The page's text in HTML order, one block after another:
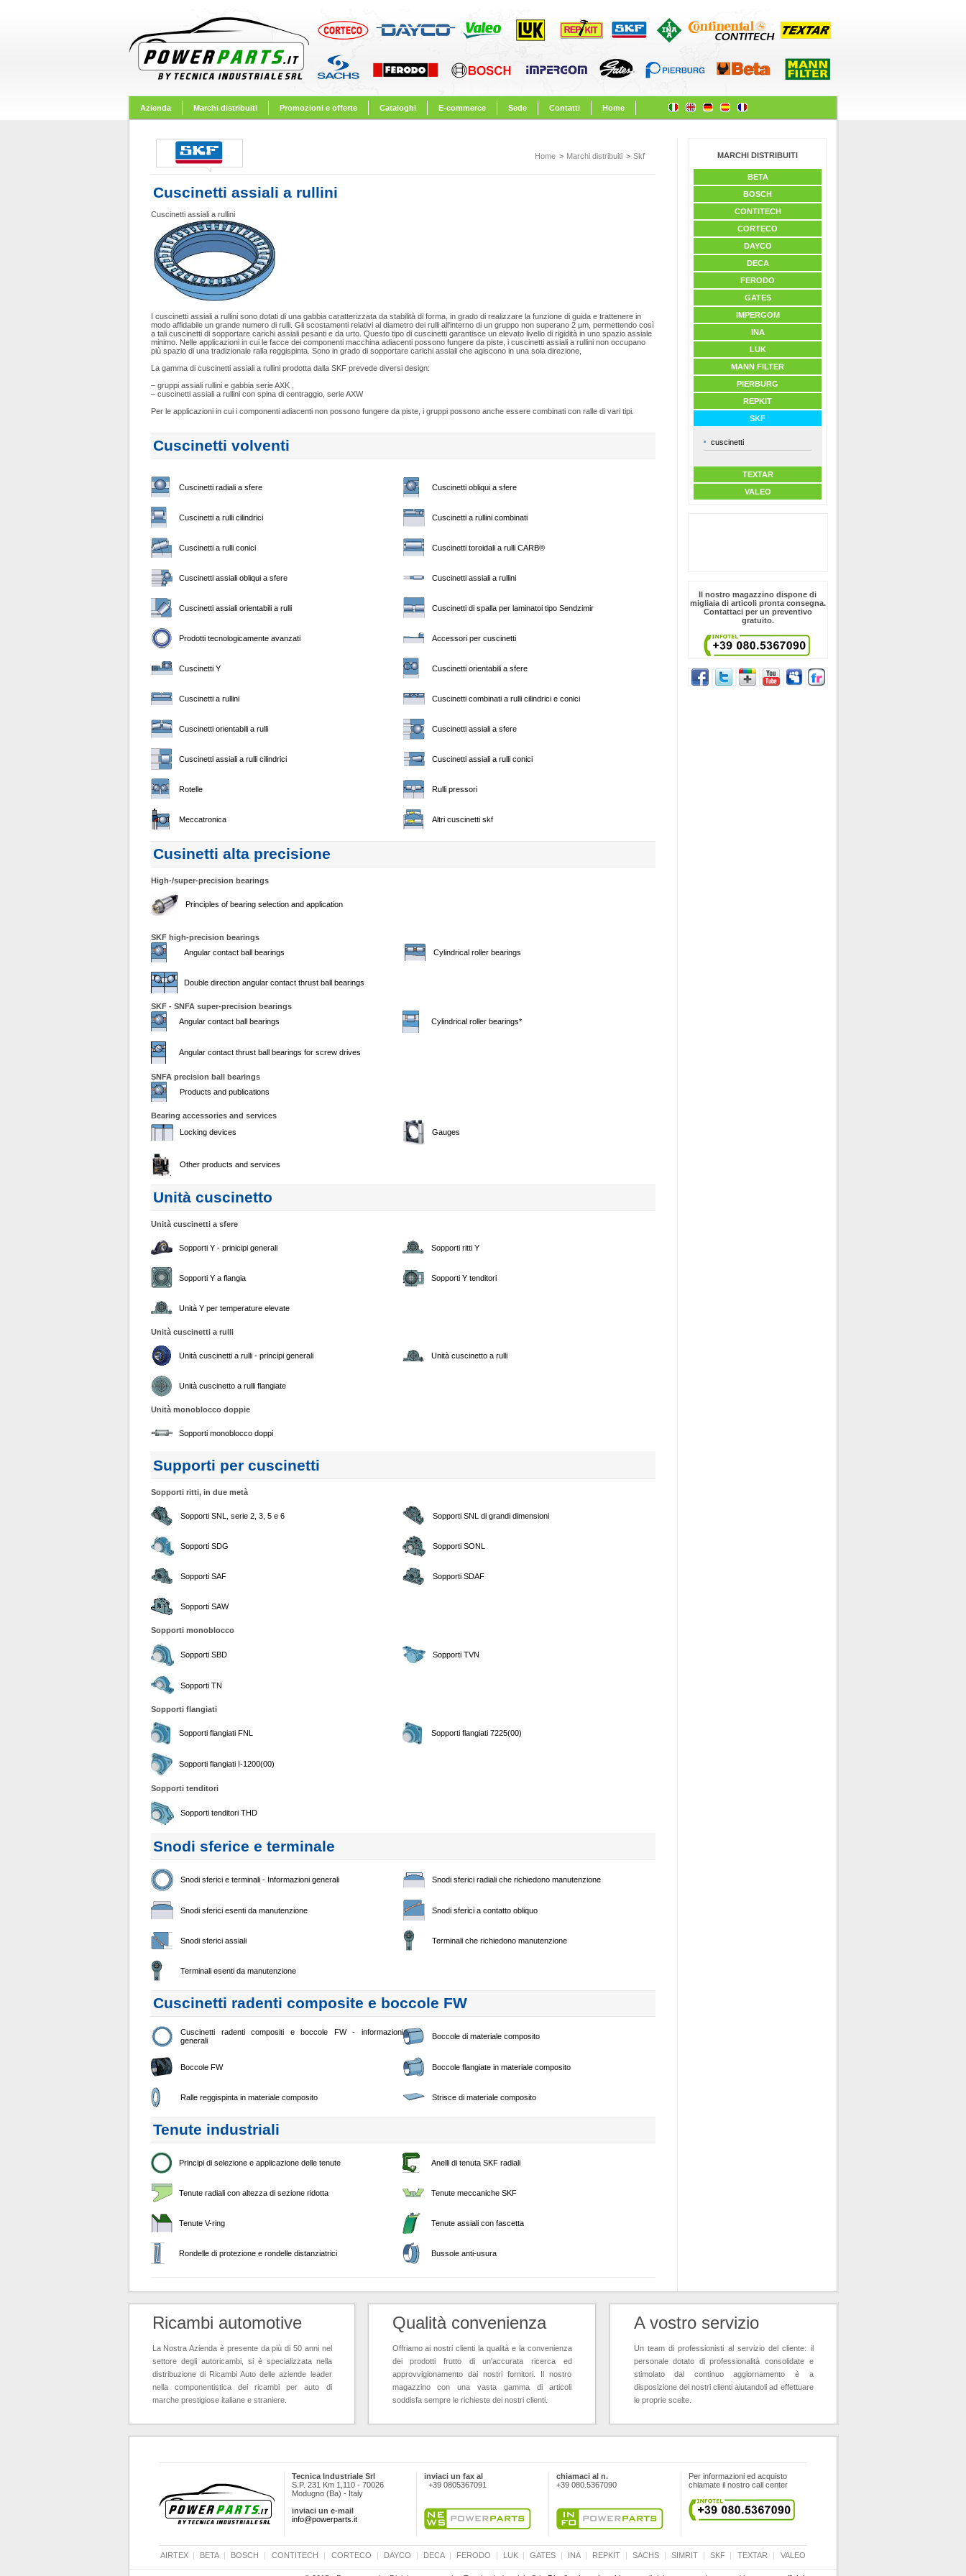
Azienda Marchi distribuiti Promozioni e offerte Cataloghi E-commerce Sede Contatti Home
Home > Marchi distribuiti > Skf
Cuscinetti assiali a rullini
Cuscinetti assiali a rullini
I cuscinetti assiali a rullini sono dotati di una gabbia caratterizzata da stabilità di forma, in grado di realizzare la funzione di guida e trattenere in
modo affidabile un grande numero di rulli. Gli scostamenti relativi al diametro dei rulli all'interno di un gruppo non superano 2 µm, permettendo così
a tali cuscinetti di sopportare carichi assiali pesanti e da urto. Questo tipo di cuscinetti garantisce un elevato livello di rigidità in uno spazio assiale
minimo. Nelle applicazioni in cui le facce dei componenti macchina adiacenti possono fungere da piste, i cuscinetti assiali a rullini non occupano
più spazio di una tradizionale ralla reggispinta. Sono in grado di sopportare carichi assiali che agiscono in una sola direzione,
La gamma di cuscinetti assiali a rullini prodotta dalla SKF prevede diversi design:
– gruppi assiali rullini e gabbia serie AXK ,
– cuscinetti assiali a rullini con spina di centraggio, serie AXW
Per le applicazioni in cui i componenti adiacenti non possono fungere da piste, i gruppi possono anche essere combinati con ralle di vari tipi.
Cuscinetti volventi
Cuscinetti radiali a sfere Cuscinetti obliqui a sfere
Cuscinetti a rulli cilindrici Cuscinetti a rullini combinati
Cuscinetti a rulli conici Cuscinetti toroidali a rulli CARB®
Cuscinetti assiali obliqui a sfere Cuscinetti assiali a rullini
Cuscinetti assiali orientabili a rulli Cuscinetti di spalla per laminatoi tipo Sendzimir
Prodotti tecnologicamente avanzati Accessori per cuscinetti
Cuscinetti Y Cuscinetti orientabili a sfere
Cuscinetti a rullini Cuscinetti combinati a rulli cilindrici e conici
Cuscinetti orientabili a rulli Cuscinetti assiali a sfere
Cuscinetti assiali a rulli cilindrici Cuscinetti assiali a rulli conici
Rotelle Rulli pressori
Meccatronica Altri cuscinetti skf
Cusinetti alta precisione
High-/super-precision bearings
Principles of bearing selection and application
SKF high-precision bearings
Angular contact ball bearings
Cylindrical roller bearings
Double direction angular contact thrust ball bearings
SKF - SNFA super-precision bearings
Angular contact ball bearings
Cylindrical roller bearings*
Angular contact thrust ball bearings for screw drives
SNFA precision ball bearings
Products and publications
Bearing accessories and services
Locking devices
Gauges
Other products and services
Unità cuscinetto
Unità cuscinetti a sfere
Sopporti Y - prinicipi generali Sopporti ritti Y
Sopporti Y a flangia Sopporti Y tenditori
Unità Y per temperature elevate
Unità cuscinetti a rulli
Unità cuscinetti a rulli - principi generali Unità cuscinetto a rulli
Unità cuscinetto a rulli flangiate
Unità monoblocco doppie
Sopporti monoblocco doppi
Supporti per cuscinetti
Sopporti ritti, in due metà
Sopporti SNL, serie 2, 3, 5 e 6 Sopporti SNL di grandi dimensioni
Sopporti SDG Sopporti SONL
Sopporti SAF Sopporti SDAF
Sopporti SAW
Sopporti monoblocco
Sopporti SBD Sopporti TVN
Sopporti TN
Sopporti flangiati
Sopporti flangiati FNL Sopporti flangiati 7225(00)
Sopporti flangiati I-1200(00)
Sopporti tenditori
Sopporti tenditori THD
Snodi sferice e terminale
Snodi sferici e terminali - Informazioni generali Snodi sferici radiali che richiedono manutenzione
Snodi sferici esenti da manutenzione Snodi sferici a contatto obliquo
Snodi sferici assiali Terminali che richiedono manutenzione
Terminali esenti da manutenzione
Cuscinetti radenti composite e boccole FW
Cuscinetti radenti compositi e boccole FW - informazioni
generali
Boccole di materiale composito
Boccole FW Boccole flangiate in materiale composito
Ralle reggispinta in materiale composito Strisce di materiale composito
Tenute industriali
Principi di selezione e applicazione delle tenute Anelli di tenuta SKF radiali
Tenute radiali con altezza di sezione ridotta Tenute meccaniche SKF
Tenute V-ring Tenute assiali con fascetta
Rondelle di protezione e rondelle distanziatrici Bussole anti-usura
MARCHI DISTRIBUITI
BETA
BOSCH
CONTITECH
CORTECO
DAYCO
DECA
FERODO
GATES
IMPERGOM
INA
LUK
MANN FILTER
PIERBURG
REPKIT
SKF
cuscinetti
TEXTAR
VALEO
Il nostro magazzino dispone di
migliaia di articoli pronta consegna.
Contattaci per un preventivo
gratuito.
Ricambi automotive
La Nostra Azienda è presente da più di 50 anni nel
settore degli autoricambi, si è specializzata nella
distribuzione di Ricambi Auto delle aziende leader
nella componentistica dei ricambi per auto di
marche prestigiose italiane e straniere.
Qualità convenienza
Offriamo ai nostri clienti la qualità e la convenienza
dei prodotti frutto di un'accurata ricerca ed
approvvigionamento dai nostri fornitori. Il nostro
magazzino con una vasta gamma di articoli
soddisfa sempre le richieste dei nostri clienti.
A vostro servizio
Un team di professionisti al servizio del cliente: il
personale dotato di professionalità consolidate e
stimolato dal continuo aggiornamento è a
disposizione dei nostri clienti aiutandoli ad effettuare
le proprie scelte.
Tecnica Industriale Srl
S.P. 231 Km 1,110 - 70026
Modugno (Ba) - Italy
inviaci un e-mail
info@powerparts.it
inviaci un fax al
+39 0805367091
chiamaci al n.
+39 080.5367090
Per informazioni ed acquisto
chiamate il nostro call center
AIRTEX | BETA | BOSCH | CONTITECH | CORTECO | DAYCO | DECA | FERODO | LUK | GATES | INA | REPKIT | SACHS | SIMRIT | SKF | TEXTAR | VALEO